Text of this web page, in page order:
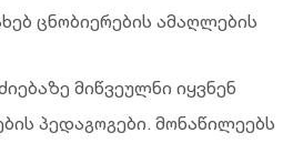
ცნობიერების ამაღლების
მიწვეულნი იყვნენ
პედაგოგები. მონაწილეებს